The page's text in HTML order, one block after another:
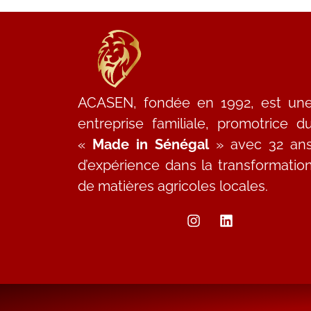
ACASEN, fondée en 1992, est
entreprise familiale, promotrice
« Made in Sénégal» avec 32
d’expérience dans la
de matières agricoles locales.